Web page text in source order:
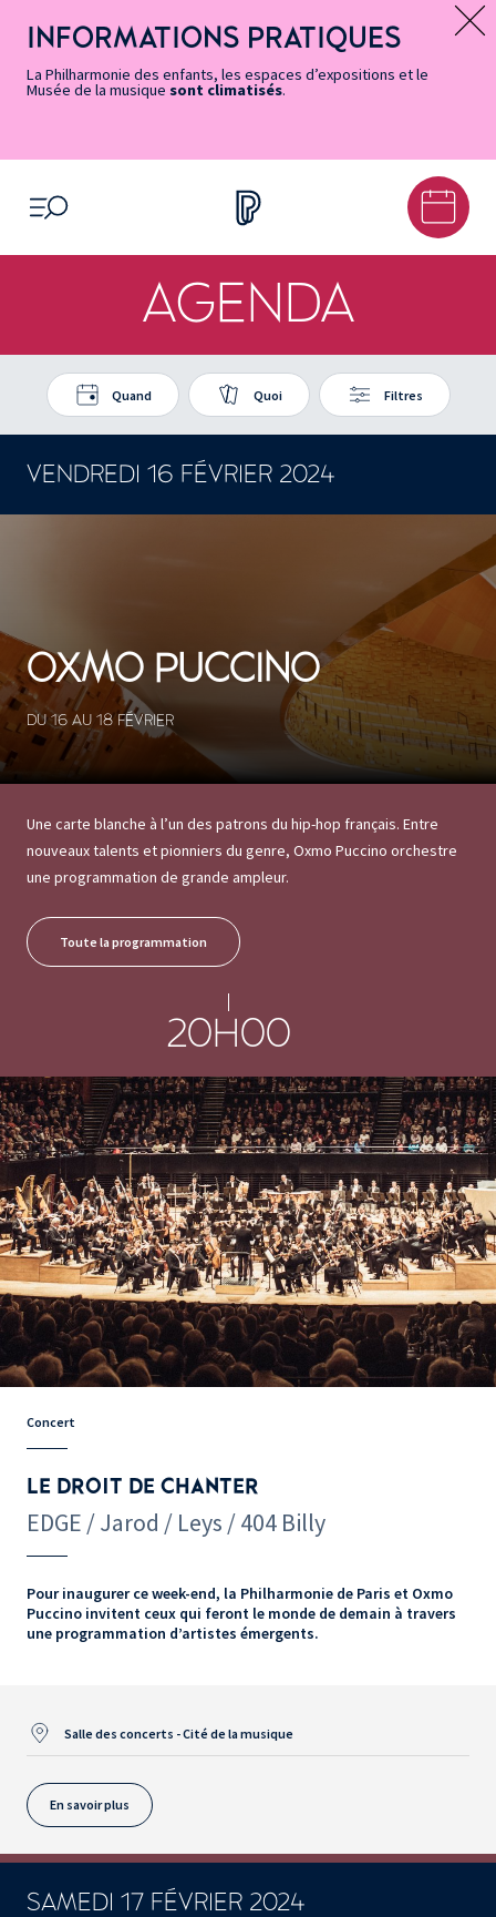
page
Accessibilité
accès
rapides
principal
contenu
principal
page
Message d’information
INFORMATIONS PRATIQUES
La Philharmonie des enfants, les espaces d’expositions et le
Musée de la musique sont climatisés.
OUVRIR LE MENU
AGENDA
VENDREDI 16 FÉVRIER 2024
Quand Quoi Filtres
Une carte blanche à l’un des patrons du hip-hop français. Entre
nouveaux talents et pionniers du genre, Oxmo Puccino orchestre
une programmation de grande ampleur.
Toute la programmation
OXMO PUCCINO
DU 16 AU 18 FÉVRIER
20H00
Concert
LE DROIT DE CHANTER
EDGE / Jarod / Leys / 404 Billy
Pour inaugurer ce week-end, la Philharmonie de Paris et Oxmo
Puccino invitent ceux qui feront le monde de demain à travers
une programmation d’artistes émergents.
Salle des concerts - Cité de la musique
En savoir plus
SAMEDI 17 FÉVRIER 2024